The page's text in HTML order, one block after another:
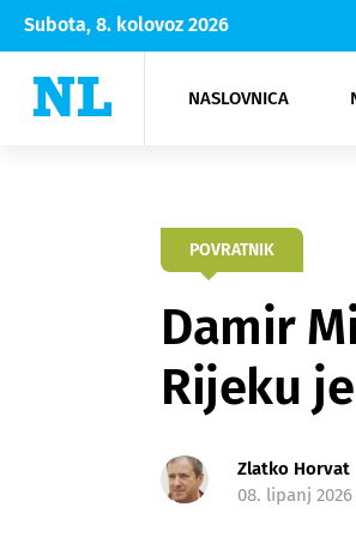
Subota, 8. kolovoz 2026
NASLOVNICA
POVRATNIK
Damir
Rijeku
Zlatko Horvat
08. lipanj